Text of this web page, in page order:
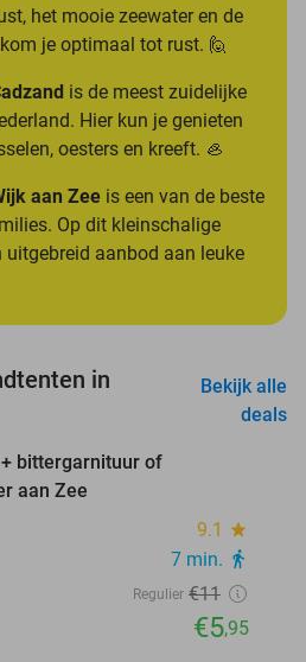
het mooie zeewater en de
je optimaal tot rust. 🙋
is de meest zuidelijke
Hier kun je genieten
oesters en kreeft. 🦪
aan Zee is een van de beste
Op dit kleinschalige
uitgebreid aanbod aan leuke
in
Bekijk alle
deals
favorite_border
bittergarnituur of
aan Zee
9.1 star
7 min. directions_walk
Regulier €11
€5,95